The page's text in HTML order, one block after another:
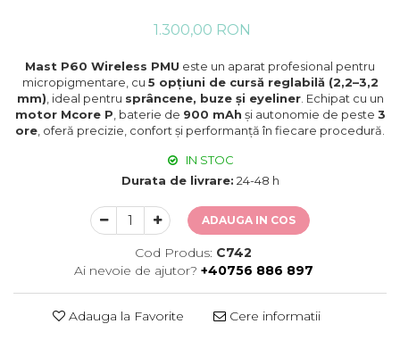
1.300,00 RON
Mast P60 Wireless PMU este un aparat profesional pentru
micropigmentare, cu 5 opțiuni de cursă reglabilă (2,2–3,2
mm), ideal pentru sprâncene, buze și eyeliner. Echipat cu un
motor Mcore P, baterie de 900 mAh și autonomie de peste 3
ore, oferă precizie, confort și performanță în fiecare procedură.
IN STOC
Durata de livrare: 24-48 h
ADAUGA IN COS
Cod Produs: C742
Ai nevoie de ajutor? +40756 886 897
Adauga la Favorite Cere informatii